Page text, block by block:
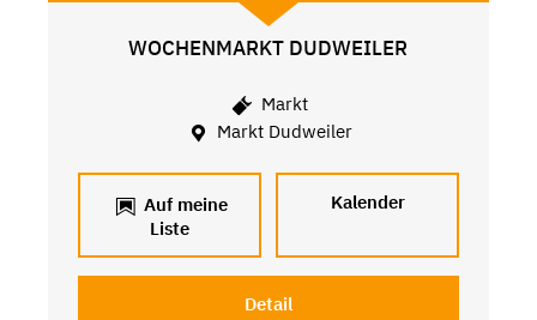
WOCHENMARKT DUDWEILER
Markt
Markt Dudweiler
Auf meine
Liste
Kalender
Detail